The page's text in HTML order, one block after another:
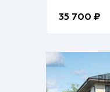
35 700 ₽